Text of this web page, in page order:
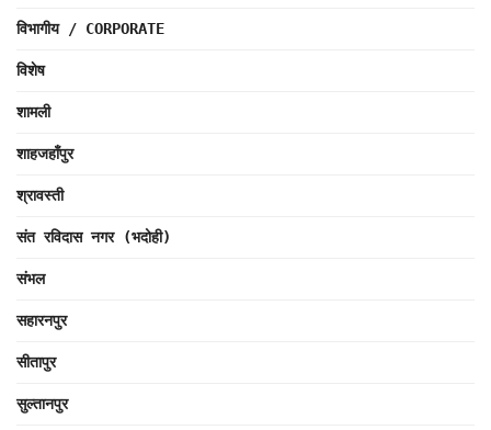
विभागीय / CORPORATE
विशेष
शामली
शाहजहाँपुर
श्रावस्ती
संत रविदास नगर (भदोही)
संभल
सहारनपुर
सीतापुर
सुल्तानपुर